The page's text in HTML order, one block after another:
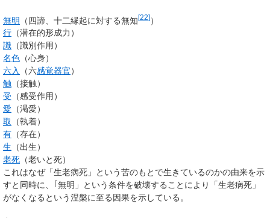
無明 （四諦、十二縁起に対する無知[22]）
行 （潜在的形成力）
識 （識別作用）
名色 （心身）
六入
（六感覚器官）
触 （接触）
受 （感受作用）
愛 （渇愛）
取
（執着）
有 （存在）
生 （出生）
老死 （老いと死）
これはなぜ「生老病死」という苦のもとで生きているのかの由来を示
すと同時に、｢無明」という条件を破壊することにより「生老病死」
がなくなるという涅槃に至る因果を示している。